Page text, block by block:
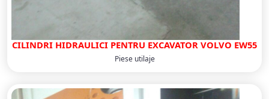
CILINDRI HIDRAULICI PENTRU EXCAVATOR VOLVO EW55
Piese utilaje